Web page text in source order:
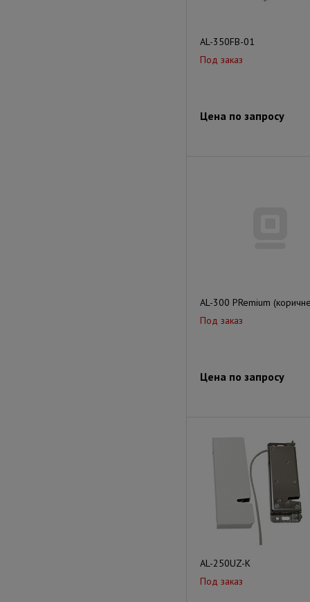
AL-350FB-01
Под заказ
Цена по запросу
AL-300 PRemium
Под заказ
Цена по запросу
AL-250UZ-K
Под заказ